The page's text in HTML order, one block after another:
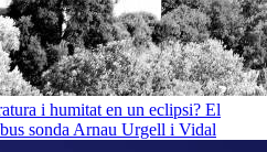
i humitat en un eclipsi? El
sonda Arnau Urgell i Vidal